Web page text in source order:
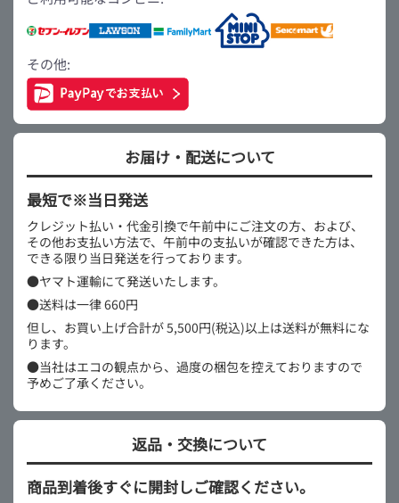
その他:
お届け・配送について
最短で※当日発送
クレジット払い・代金引換で午前中にご注文の方、および、
その他お支払い方法で、午前中の支払いが確認できた方は、
できる限り当日発送を行っております。
●ヤマト運輸にて発送いたします。
●送料は一律 660円
但し、お買い上げ合計が 5,500円(税込)以上は送料が無料にな
ります。
●当社はエコの観点から、過度の梱包を控えておりますので
予めご了承ください。
返品・交換について
商品到着後すぐに開封しご確認ください。